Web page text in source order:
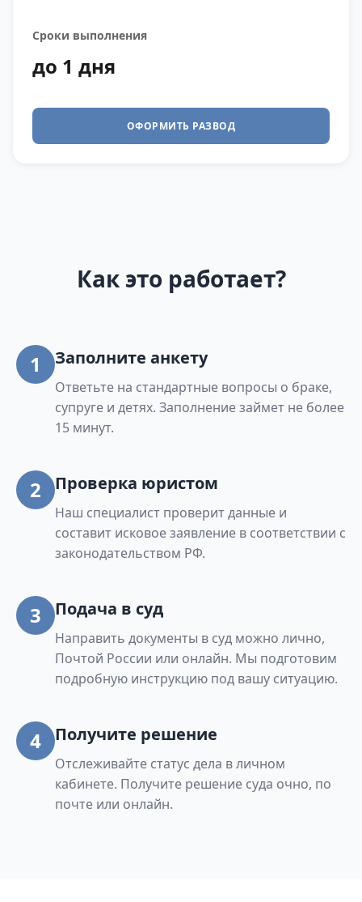
Сроки выполнения
до 1 дня
ОФОРМИТЬ РАЗВОД
Как это работает?
1 Заполните анкету
Ответьте на стандартные вопросы о браке,
супруге и детях. Заполнение займет не более
15 минут.
2 Проверка юристом
Наш специалист проверит данные и
составит исковое заявление в соответствии с
законодательством РФ.
3 Подача в суд
Направить документы в суд можно лично,
Почтой России или онлайн. Мы подготовим
подробную инструкцию под вашу ситуацию.
4 Получите решение
Отслеживайте статус дела в личном
кабинете. Получите решение суда очно, по
почте или онлайн.